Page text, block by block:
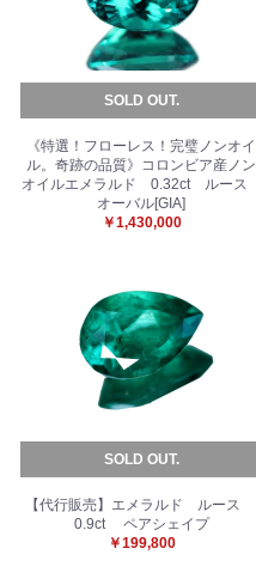
SOLD OUT.
《特選！フローレス！完璧ノンオイ
ル。奇跡の品質》コロンビア産ノン
オイルエメラルド 0.32ct ルース
オーバル[GIA]
￥1,430,000
SOLD OUT.
【代行販売】エメラルド ルース
0.9ct ペアシェイプ
￥199,800